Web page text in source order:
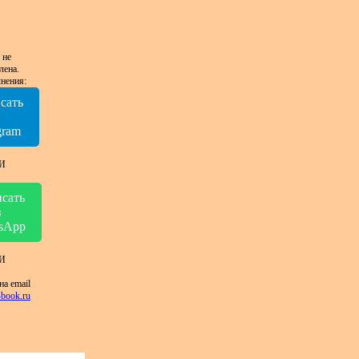
email